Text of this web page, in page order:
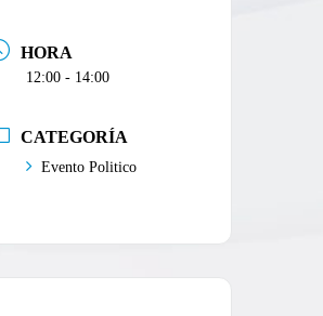
HORA
12:00 - 14:00
CATEGORÍA
Evento Politico